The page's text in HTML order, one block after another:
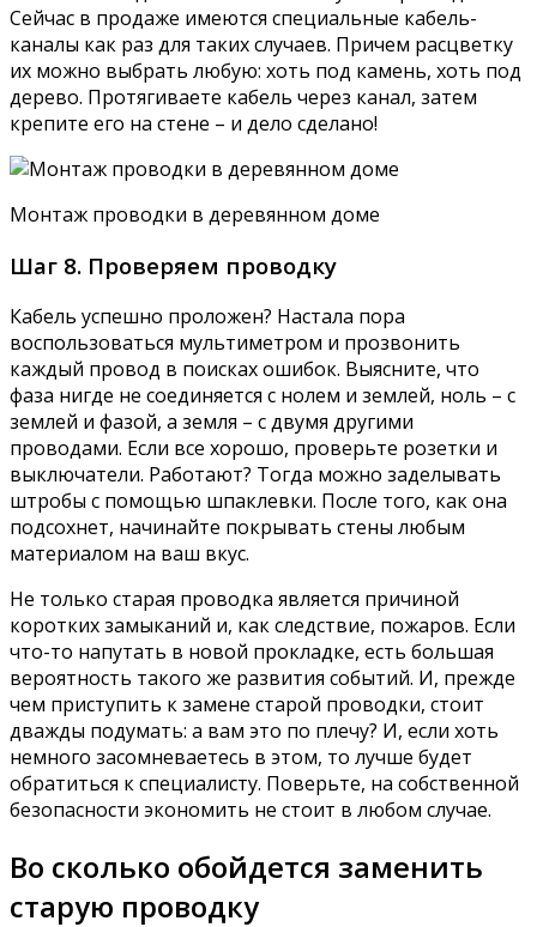
Сейчас в продаже имеются специальные кабель-
каналы как раз для таких случаев. Причем расцветку
их можно выбрать любую: хоть под камень, хоть под
дерево. Протягиваете кабель через канал, затем
крепите его на стене – и дело сделано!
Монтаж проводки в деревянном доме
Шаг 8. Проверяем проводку
Кабель успешно проложен? Настала пора
воспользоваться мультиметром и прозвонить
каждый провод в поисках ошибок. Выясните, что
фаза нигде не соединяется с нолем и землей, ноль – с
землей и фазой, а земля – с двумя другими
проводами. Если все хорошо, проверьте розетки и
выключатели. Работают? Тогда можно заделывать
штробы с помощью шпаклевки. После того, как она
подсохнет, начинайте покрывать стены любым
материалом на ваш вкус.
Не только старая проводка является причиной
коротких замыканий и, как следствие, пожаров. Если
что-то напутать в новой прокладке, есть большая
вероятность такого же развития событий. И, прежде
чем приступить к замене старой проводки, стоит
дважды подумать: а вам это по плечу? И, если хоть
немного засомневаетесь в этом, то лучше будет
обратиться к специалисту. Поверьте, на собственной
безопасности экономить не стоит в любом случае.
Во сколько обойдется заменить
старую проводку